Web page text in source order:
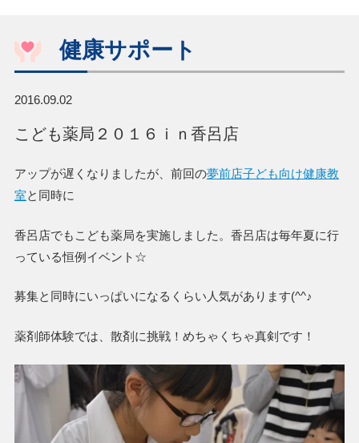
健康サポート
2016.09.02
こども薬局２０１６ｉｎ香呂店
アップが遅くなりましたが、前回の夢前店子ども向け健康教
室と同時に
香呂店でもこども薬局を実施しました。香呂店は毎年夏に行
っている恒例イベント☆
募集と同時にいっぱいになるくらい人気があります(^^♪
薬剤師体験では、散剤に挑戦！めちゃくちゃ真剣です！